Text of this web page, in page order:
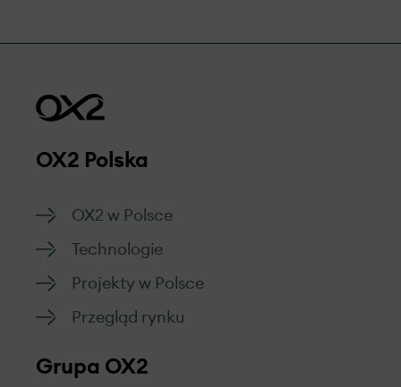
OX2 Polska
OX2 w Polsce
Technologie
Projekty w Polsce
Przegląd rynku
Grupa OX2